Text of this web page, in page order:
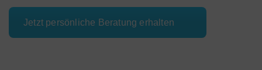
Jetzt persönliche Beratung erhalten